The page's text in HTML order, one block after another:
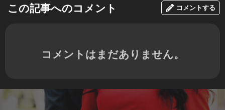
この記事へのコメント コメントする
コメントはまだありません。